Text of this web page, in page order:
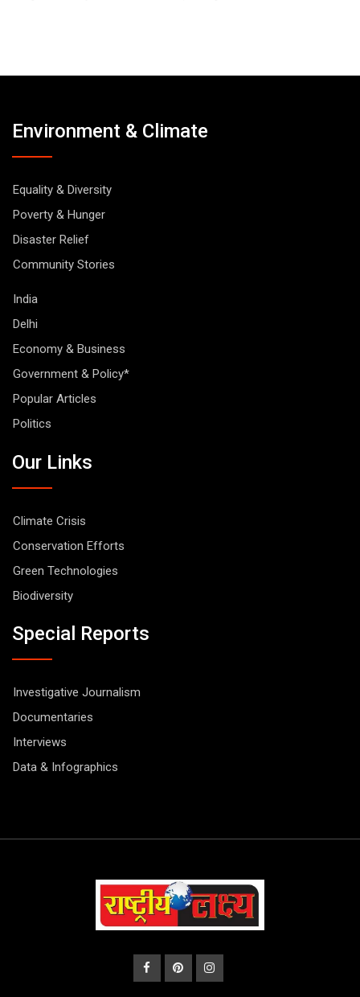
Environment & Climate
Equality & Diversity
Poverty & Hunger
Disaster Relief
Community Stories
India
Delhi
Economy & Business
Government & Policy*
Popular Articles
Politics
Our Links
Climate Crisis
Conservation Efforts
Green Technologies
Biodiversity
Special Reports
Investigative Journalism
Documentaries
Interviews
Data & Infographics